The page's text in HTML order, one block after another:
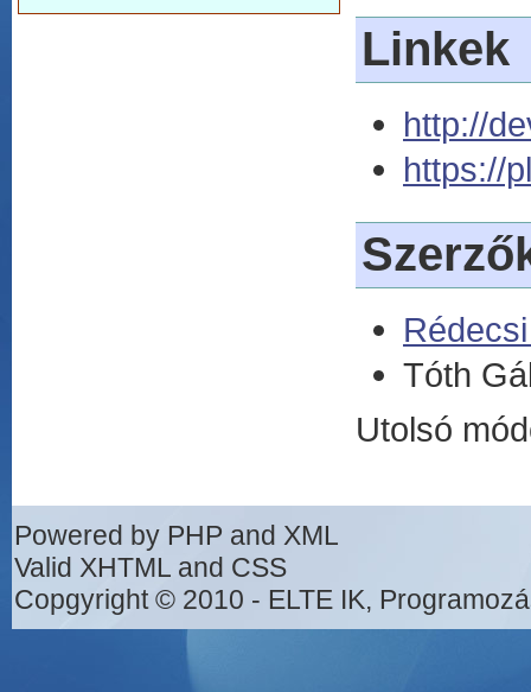
Linkek
http://
https://
Tóth
Utolsó
Powered by PHP and XML
Valid XHTML and CSS
Copgyright © 2010 - ELTE IK,